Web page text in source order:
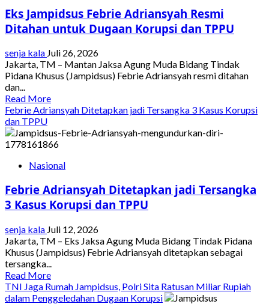
Eks Jampidsus Febrie Adriansyah Resmi
Ditahan untuk Dugaan Korupsi dan TPPU
senja kala Juli 26, 2026
Jakarta, TM – Mantan Jaksa Agung Muda Bidang Tindak
Pidana Khusus (Jampidsus) Febrie Adriansyah resmi ditahan
dan...
Read MoreRead
more
Eks
Jampidsus
Adriansyah
Ditahan
untuk
Dugaan
dan
TPPU
Febrie Adriansyah Ditetapkan jadi Tersangka 3 Kasus Korupsi
dan TPPU
Nasional
Febrie Adriansyah Ditetapkan jadi Tersangka
3 Kasus Korupsi dan TPPU
senja kala Juli 12, 2026
Jakarta, TM – Eks Jaksa Agung Muda Bidang Tindak Pidana
Khusus (Jampidsus) Febrie Adriansyah ditetapkan sebagai
tersangka...
Read MoreRead
more
about
TNI Jaga Rumah Jampidsus, Polri Sita Ratusan Miliar Rupiah
dalam Penggeledahan Dugaan Korupsi